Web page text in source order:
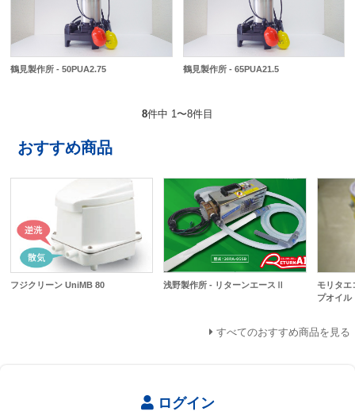
鶴見製作所 - 50PUA2.75 鶴見製作所 - 65PUA21.5
8件中 1〜8件目
おすすめ商品
フジクリーン UniMB 80 浅野製作所 - リターンエースⅡ
モリタエ
プオイ
すべてのおすすめ商品を見る
ログイン